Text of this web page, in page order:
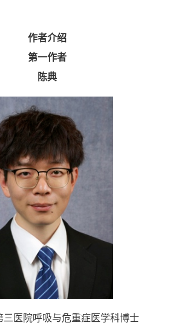
作者介绍
第一作者
陈典
三医院呼吸与危重症医学科博士